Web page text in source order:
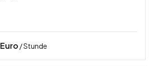
Euro / Stunde